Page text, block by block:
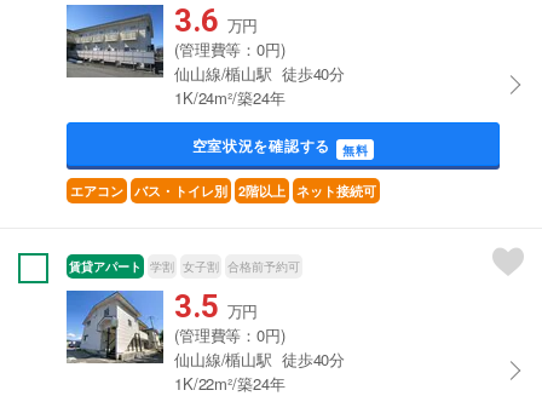
3.6 万円
(管理費等：0円)
仙山線/楯山駅 徒歩40分
1K/24m²/築24年
空室状況を確認する 無料
エアコン バス・トイレ別 2階以上 ネット接続可
賃貸アパート 学割 女子割 合格前予約可
3.5 万円
(管理費等：0円)
仙山線/楯山駅 徒歩40分
1K/22m²/築24年